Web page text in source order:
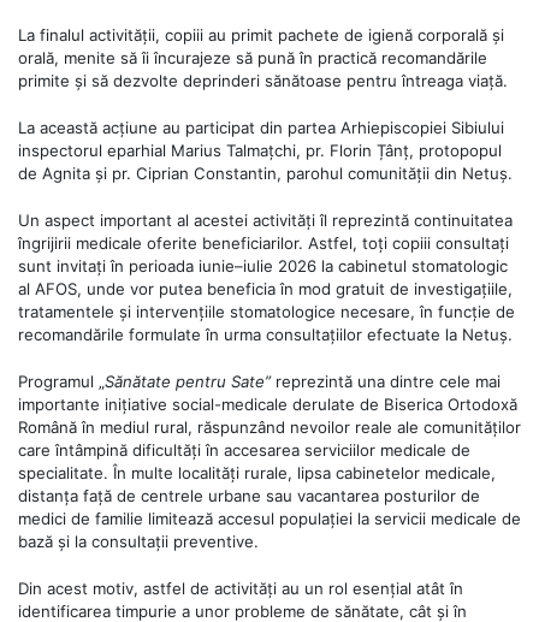
La finalul activității, copiii au primit pachete de igienă corporală și
orală, menite să îi încurajeze să pună în practică recomandările
primite și să dezvolte deprinderi sănătoase pentru întreaga viață.
La această acțiune au participat din partea Arhiepiscopiei Sibiului
inspectorul eparhial Marius Talmațchi, pr. Florin Țânț, protopopul
de Agnita și pr. Ciprian Constantin, parohul comunității din Netuș.
Un aspect important al acestei activități îl reprezintă continuitatea
îngrijirii medicale oferite beneficiarilor. Astfel, toți copiii consultați
sunt invitați în perioada iunie–iulie 2026 la cabinetul stomatologic
al AFOS, unde vor putea beneficia în mod gratuit de investigațiile,
tratamentele și intervențiile stomatologice necesare, în funcție de
recomandările formulate în urma consultațiilor efectuate la Netuș.
Programul „Sănătate pentru Sate”reprezintă una dintre cele mai
importante inițiative social-medicale derulate de Biserica Ortodoxă
Română în mediul rural, răspunzând nevoilor reale ale comunităților
care întâmpină dificultăți în accesarea serviciilor medicale de
specialitate. În multe localități rurale, lipsa cabinetelor medicale,
distanța față de centrele urbane sau vacantarea posturilor de
medici de familie limitează accesul populației la servicii medicale de
bază și la consultații preventive.
Din acest motiv, astfel de activități au un rol esențial atât în
identificarea timpurie a unor probleme de sănătate, cât și în